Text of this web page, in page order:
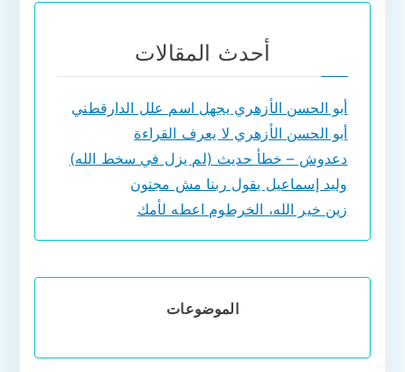
أحدث المقالات
أبو الحسن الأزهري يجهل اسم علل الدارقطني
أبو الحسن الأزهري لا يعرف القراءة
دعدوش – خطأ حديث (لم يزل في سخط الله)
وليد إسماعيل يقول ربنا مش مجنون
زين خير الله، الخرطوم اعطه لأمك
الموضوعات